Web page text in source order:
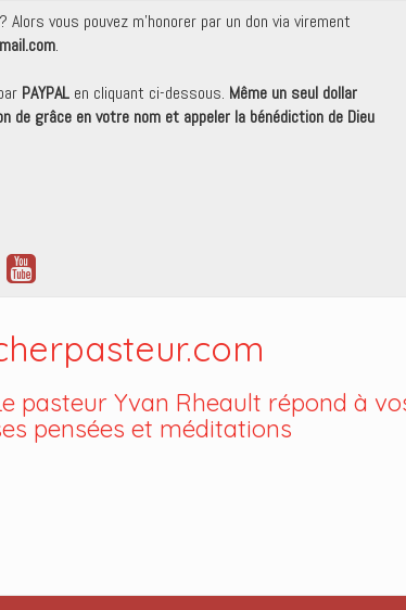
vous pouvez m'honorer par un don via virement
.
PAYPAL en cliquant ci-dessous. Même un seul dollar
de grâce en votre nom et appeler la bénédiction de Dieu
pasteur Yvan Rheault répond à
pensées et méditations